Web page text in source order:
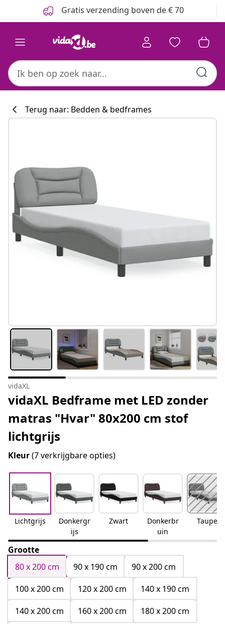
Gratis verzending boven de € 70
Terug naar: Bedden & bedframes
vidaXL
vidaXL Bedframe met LED zonder
matras "Hvar" 80x200 cm stof
lichtgrijs
Kleur(7 verkrijgbare opties)
Lichtgrijs
Donkergr
ijs
Zwart
Donkerbr
uin
Taupe
Grootte
80 x 200 cm
90 x 190 cm
90 x 200 cm
100 x 200 cm
120 x 200 cm
140 x 190 cm
140 x 200 cm
160 x 200 cm
180 x 200 cm